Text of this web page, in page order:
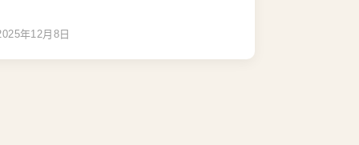
年12月8日